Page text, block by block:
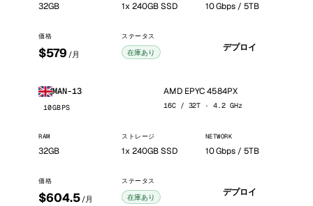
32GB 1x 240GB SSD 10 Gbps / 5TB
価格
$579 /月
ステータス
在庫あり デプロイ
MAN-13
10GBPS
AMD EPYC 4584PX
16C / 32T · 4.2 GHz
RAM
32GB
ストレージ
1x 240GB SSD
NETWORK
10 Gbps / 5TB
価格
$604.5 /月
ステータス
在庫あり デプロイ